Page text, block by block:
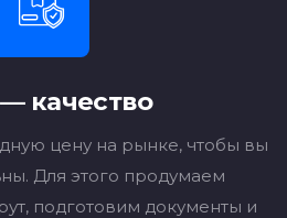
качество
цену на рынке, чтобы вы
Для этого продумаем
подготовим документы и